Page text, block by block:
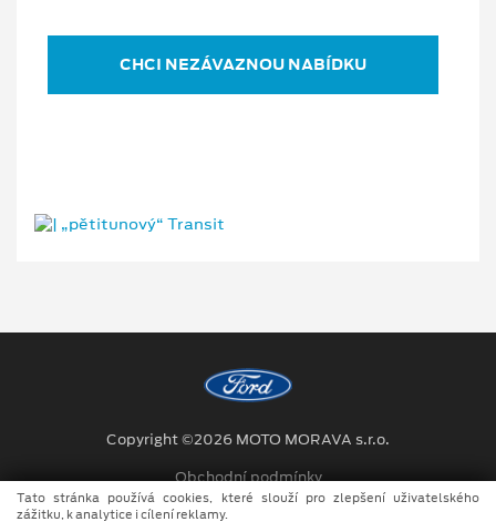
CHCI NEZÁVAZNOU NABÍDKU
Copyright ©2026 MOTO MORAVA s.r.o.
Obchodní podmínky
Ochrana osobních údajů
Tato stránka používá cookies, které slouží pro zlepšení uživatelského
zážitku, k analytice i cílení reklamy.